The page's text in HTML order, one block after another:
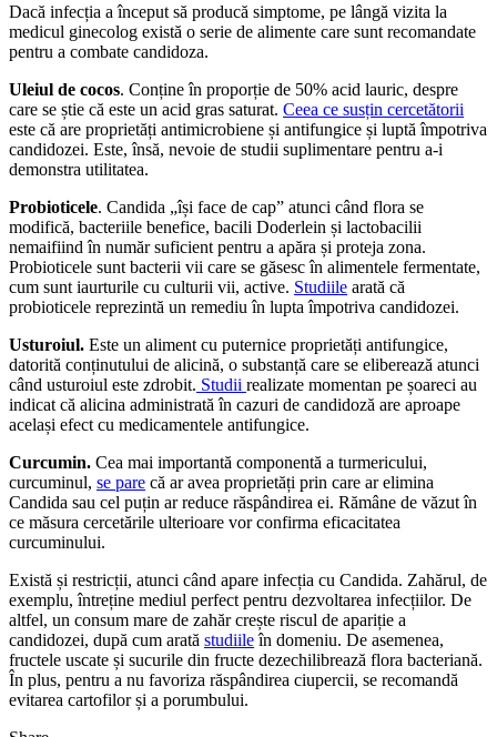
Dacă infecția a început să producă simptome, pe lângă vizita la
medicul ginecolog există o serie de alimente care sunt recomandate
pentru a combate candidoza.
Uleiul de cocos. Conține în proporție de 50% acid lauric, despre
care se știe că este un acid gras saturat. Ceea ce susțin cercetătorii
este că are proprietăți antimicrobiene și antifungice și luptă împotriva
candidozei. Este, însă, nevoie de studii suplimentare pentru a-i
demonstra utilitatea.
Probioticele. Candida „își face de cap” atunci când flora se
modifică, bacteriile benefice, bacili Doderlein și lactobacilii
nemaifiind în număr suficient pentru a apăra și proteja zona.
Probioticele sunt bacterii vii care se găsesc în alimentele fermentate,
cum sunt iaurturile cu culturii vii, active. Studiile arată că
probioticele reprezintă un remediu în lupta împotriva candidozei.
Usturoiul. Este un aliment cu puternice proprietăți antifungice,
datorită conținutului de alicină, o substanță care se eliberează atunci
când usturoiul este zdrobit. Studii realizate momentan pe șoareci au
indicat că alicina administrată în cazuri de candidoză are aproape
același efect cu medicamentele antifungice.
Curcumin. Cea mai importantă componentă a turmericului,
curcuminul, se pare că ar avea proprietăți prin care ar elimina
Candida sau cel puțin ar reduce răspândirea ei. Rămâne de văzut în
ce măsura cercetările ulterioare vor confirma eficacitatea
curcuminului.
Există și restricții, atunci când apare infecția cu Candida. Zahărul, de
exemplu, întreține mediul perfect pentru dezvoltarea infecțiilor. De
altfel, un consum mare de zahăr crește riscul de apariție a
candidozei, după cum arată studiileîn domeniu. De asemenea,
fructele uscate și sucurile din fructe dezechilibrează flora bacteriană.
În plus, pentru a nu favoriza răspândirea ciupercii, se recomandă
evitarea cartofilor și a porumbului.